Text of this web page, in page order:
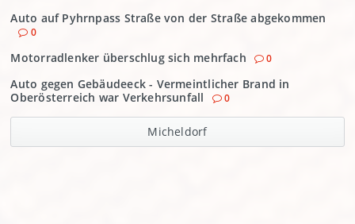
Auto auf Pyhrnpass Straße von der Straße abgekommen
0
Motorradlenker überschlug sich mehrfach 0
Auto gegen Gebäudeeck - Vermeintlicher Brand in
Oberösterreich war Verkehrsunfall
0
Micheldorf